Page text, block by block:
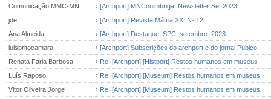
Comunicação MMC-MN › [Archport] MNConimbriga| Newsletter Set 2023
jde
› [Archport] Revista Mátria XXI Nº 12
Ana Almeida
› [Archport] Destaque_SPC_setembro_2023
luisbritocamara
› [Archport] Subscrições do archport e do jornal Púbico
Renata Faria Barbosa
› Re: [Archport] [Histport] Restos humanos em museus
Luís Raposo
› Re: [Archport] [Museum] Restos humanos em museus
Vitor Oliveira Jorge
› Re: [Archport] [Museum] Restos humanos em museus